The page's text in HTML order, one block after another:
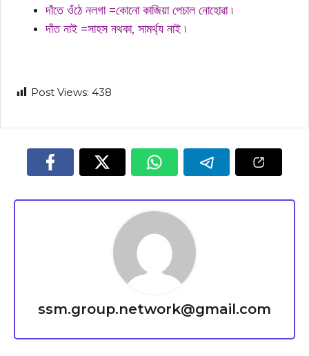
দাঁতে ওঁঠে নলগা =কোনো কাজিয়া পেচাল নোহোৱা ৷
দাঁত নাই =সাহস নথকা, সামৰ্থ্য নাই ৷
Post Views: 438
ssm.group.network@gmail.com